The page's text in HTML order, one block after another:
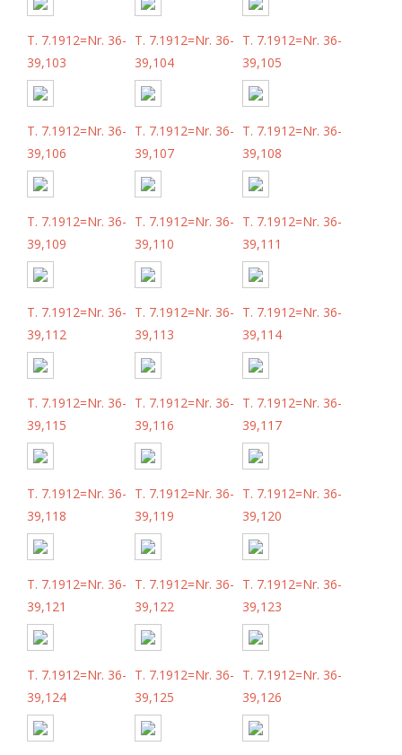
T. 7.1912=Nr. 36-
39,103
T. 7.1912=Nr. 36-
39,104
T. 7.1912=Nr. 36-
39,105
T. 7.1912=Nr. 36-
39,106
T. 7.1912=Nr. 36-
39,107
T. 7.1912=Nr. 36-
39,108
T. 7.1912=Nr. 36-
39,109
T. 7.1912=Nr. 36-
39,110
T. 7.1912=Nr. 36-
39,111
T. 7.1912=Nr. 36-
39,112
T. 7.1912=Nr. 36-
39,113
T. 7.1912=Nr. 36-
39,114
T. 7.1912=Nr. 36-
39,115
T. 7.1912=Nr. 36-
39,116
T. 7.1912=Nr. 36-
39,117
T. 7.1912=Nr. 36-
39,118
T. 7.1912=Nr. 36-
39,119
T. 7.1912=Nr. 36-
39,120
T. 7.1912=Nr. 36-
39,121
T. 7.1912=Nr. 36-
39,122
T. 7.1912=Nr. 36-
39,123
T. 7.1912=Nr. 36-
39,124
T. 7.1912=Nr. 36-
39,125
T. 7.1912=Nr. 36-
39,126